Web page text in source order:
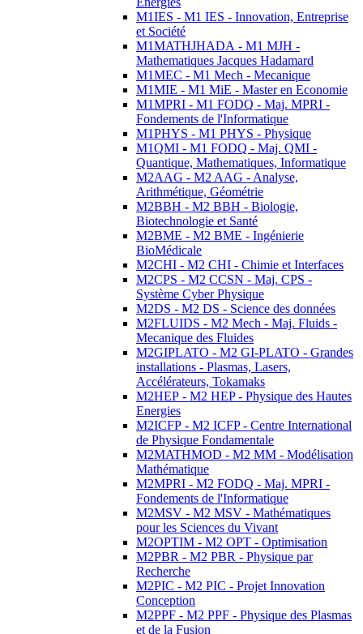
M1IES - M1 IES - Innovation, Entreprise
et Société
M1MATHJHADA - M1 MJH -
Mathematiques Jacques Hadamard
M1MEC - M1 Mech - Mecanique
M1MIE - M1 MiE - Master en Economie
M1MPRI - M1 FODQ - Maj. MPRI -
Fondements de l'Informatique
M1PHYS - M1 PHYS - Physique
M1QMI - M1 FODQ - Maj. QMI -
Quantique, Mathematiques, Informatique
M2AAG - M2 AAG - Analyse,
Arithmétique, Géométrie
M2BBH - M2 BBH - Biologie,
Biotechnologie et Santé
M2BME - M2 BME - Ingénierie
BioMédicale
M2CHI - M2 CHI - Chimie et Interfaces
M2CPS - M2 CCSN - Maj. CPS -
Système Cyber Physique
M2DS - M2 DS - Science des données
M2FLUIDS - M2 Mech - Maj. Fluids -
Mecanique des Fluides
M2GIPLATO - M2 GI-PLATO - Grandes
installations - Plasmas, Lasers,
Accélérateurs, Tokamaks
M2HEP - M2 HEP - Physique des Hautes
Energies
M2ICFP - M2 ICFP - Centre International
de Physique Fondamentale
M2MATHMOD - M2 MM - Modélisation
Mathématique
M2MPRI - M2 FODQ - Maj. MPRI -
Fondements de l'Informatique
M2MSV - M2 MSV - Mathématiques
pour les Sciences du Vivant
M2OPTIM - M2 OPT - Optimisation
M2PBR - M2 PBR - Physique par
Recherche
M2PIC - M2 PIC - Projet Innovation
Conception
M2PPF - M2 PPF - Physique des Plasmas
et de la Fusion